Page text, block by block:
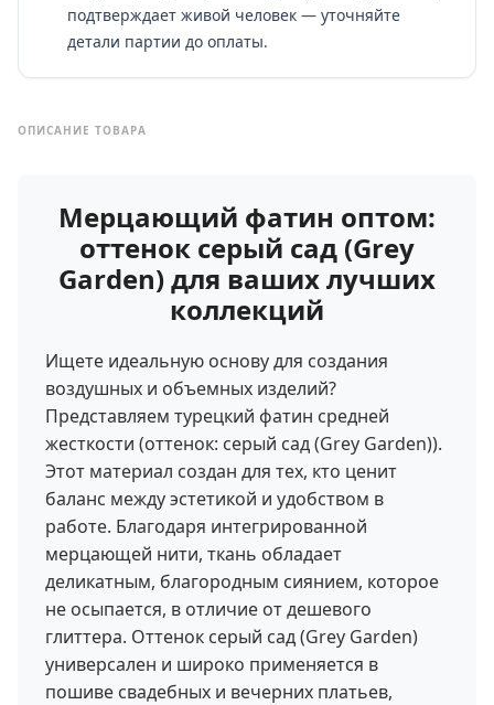
подтверждает живой человек — уточняйте
детали партии до оплаты.
ОПИСАНИЕ ТОВАРА
Мерцающий фатин оптом:
оттенок серый сад (Grey
Garden) для ваших лучших
коллекций
Ищете идеальную основу для создания
воздушных и объемных изделий?
Представляем турецкий фатин средней
жесткости (оттенок: серый сад (Grey Garden)).
Этот материал создан для тех, кто ценит
баланс между эстетикой и удобством в
работе. Благодаря интегрированной
мерцающей нити, ткань обладает
деликатным, благородным сиянием, которое
не осыпается, в отличие от дешевого
глиттера. Оттенок серый сад (Grey Garden)
универсален и широко применяется в
пошиве свадебных и вечерних платьев,